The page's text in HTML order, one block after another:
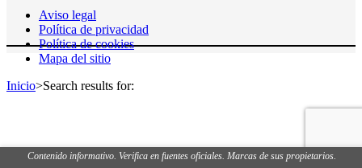
los
puestos
Aviso legal
Política de privacidad
Política de cookies
Mapa del sitio
Inicio>Search results for:
Contenido informativo. Verifica en fuentes oficiales. Marcas de sus propietarios.